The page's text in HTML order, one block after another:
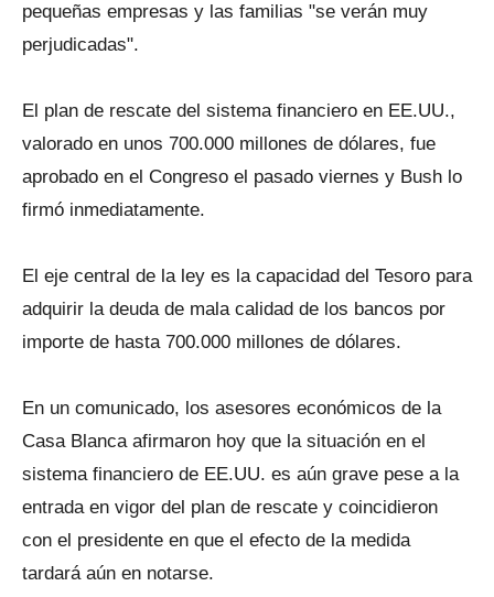
pequeñas empresas y las familias "se verán muy
perjudicadas".
El plan de rescate del sistema financiero en EE.UU.,
valorado en unos 700.000 millones de dólares, fue
aprobado en el Congreso el pasado viernes y Bush lo
firmó inmediatamente.
El eje central de la ley es la capacidad del Tesoro para
adquirir la deuda de mala calidad de los bancos por
importe de hasta 700.000 millones de dólares.
En un comunicado, los asesores económicos de la
Casa Blanca afirmaron hoy que la situación en el
sistema financiero de EE.UU. es aún grave pese a la
entrada en vigor del plan de rescate y coincidieron
con el presidente en que el efecto de la medida
tardará aún en notarse.